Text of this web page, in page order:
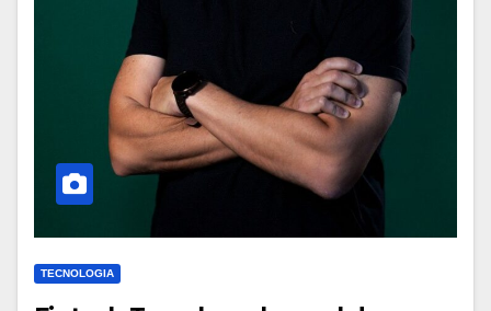
TECNOLOGIA